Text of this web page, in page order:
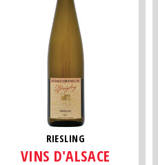
RIESLING
VINS D'ALSACE